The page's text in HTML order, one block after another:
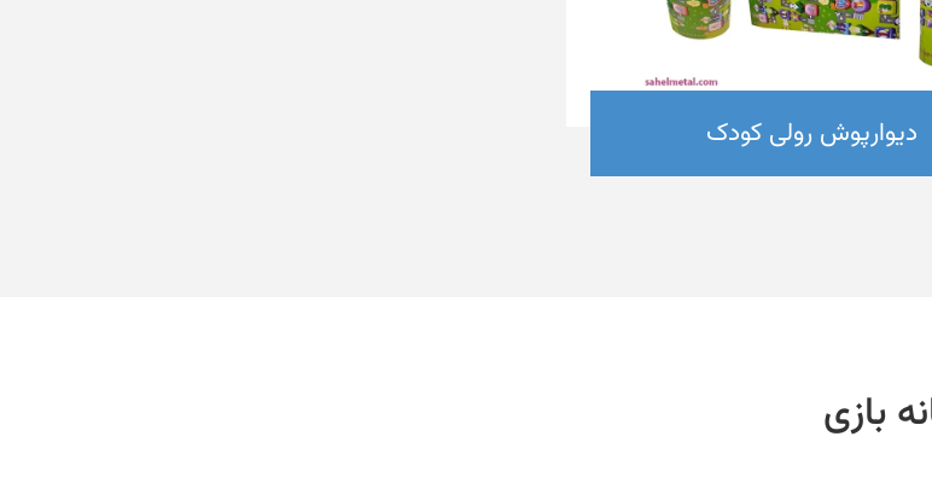
دیوارپوش رولی کودک
بازی